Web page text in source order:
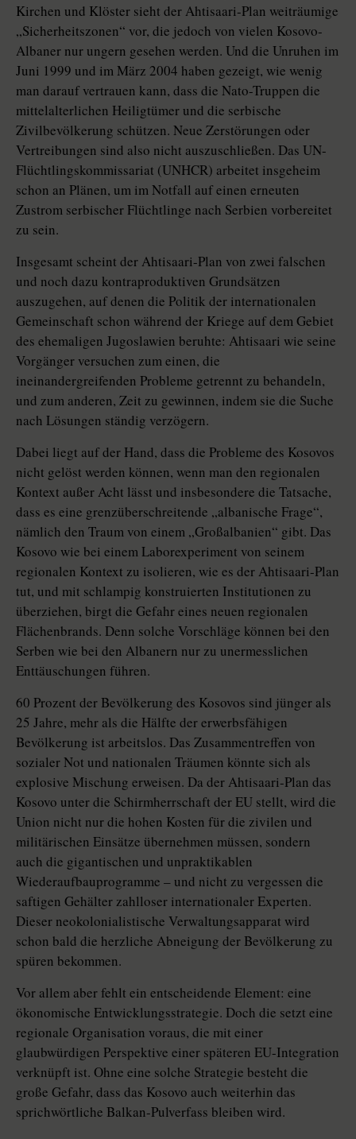
Kirchen und Klöster sieht der Ahtisaari-Plan weiträumige
„Sicherheitszonen“ vor, die jedoch von vielen Kosovo-
Albaner nur ungern gesehen werden. Und die Unruhen im
Juni 1999 und im März 2004 haben gezeigt, wie wenig
man darauf vertrauen kann, dass die Nato-Truppen die
mittelalterlichen Heiligtümer und die serbische
Zivilbevölkerung schützen. Neue Zerstörungen oder
Vertreibungen sind also nicht auszuschließen. Das UN-
Flüchtlingskommissariat (UNHCR) arbeitet insgeheim
schon an Plänen, um im Notfall auf einen erneuten
Zustrom serbischer Flüchtlinge nach Serbien vorbereitet
zu sein.
Insgesamt scheint der Ahtisaari-Plan von zwei falschen
und noch dazu kontraproduktiven Grundsätzen
auszugehen, auf denen die Politik der internationalen
Gemeinschaft schon während der Kriege auf dem Gebiet
des ehemaligen Jugoslawien beruhte: Ahtisaari wie seine
Vorgänger versuchen zum einen, die
ineinandergreifenden Probleme getrennt zu behandeln,
und zum anderen, Zeit zu gewinnen, indem sie die Suche
nach Lösungen ständig verzögern.
Dabei liegt auf der Hand, dass die Probleme des Kosovos
nicht gelöst werden können, wenn man den regionalen
Kontext außer Acht lässt und insbesondere die Tatsache,
dass es eine grenzüberschreitende „albanische Frage“,
nämlich den Traum von einem „Großalbanien“ gibt. Das
Kosovo wie bei einem Laborexperiment von seinem
regionalen Kontext zu isolieren, wie es der Ahtisaari-Plan
tut, und mit schlampig konstruierten Institutionen zu
überziehen, birgt die Gefahr eines neuen regionalen
Flächenbrands. Denn solche Vorschläge können bei den
Serben wie bei den Albanern nur zu unermesslichen
Enttäuschungen führen.
60 Prozent der Bevölkerung des Kosovos sind jünger als
25 Jahre, mehr als die Hälfte der erwerbsfähigen
Bevölkerung ist arbeitslos. Das Zusammentreffen von
sozialer Not und nationalen Träumen könnte sich als
explosive Mischung erweisen. Da der Ahtisaari-Plan das
Kosovo unter die Schirmherrschaft der EU stellt, wird die
Union nicht nur die hohen Kosten für die zivilen und
militärischen Einsätze übernehmen müssen, sondern
auch die gigantischen und unpraktikablen
Wiederaufbauprogramme – und nicht zu vergessen die
saftigen Gehälter zahlloser internationaler Experten.
Dieser neokolonialistische Verwaltungsapparat wird
schon bald die herzliche Abneigung der Bevölkerung zu
spüren bekommen.
Vor allem aber fehlt ein entscheidende Element: eine
ökonomische Entwicklungsstrategie. Doch die setzt eine
regionale Organisation voraus, die mit einer
glaubwürdigen Perspektive einer späteren EU-Integration
verknüpft ist. Ohne eine solche Strategie besteht die
große Gefahr, dass das Kosovo auch weiterhin das
sprichwörtliche Balkan-Pulverfass bleiben wird.